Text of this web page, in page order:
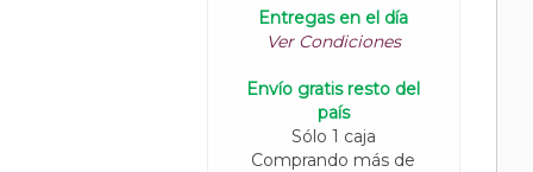
Entregas en el día
Ver Condiciones
Envío gratis resto del
país
Sólo 1 caja
Comprando más de